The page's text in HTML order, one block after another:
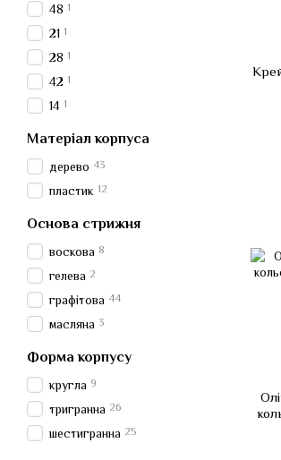
48 1
21 1
28 1
42 1
14 1
Матеріал корпуса
дерево 43
пластик 12
Основа стрижня
воскова 8
гелева 2
графітова 44
масляна 3
Форма корпусу
кругла 9
тригранна 26
шестигранна 25